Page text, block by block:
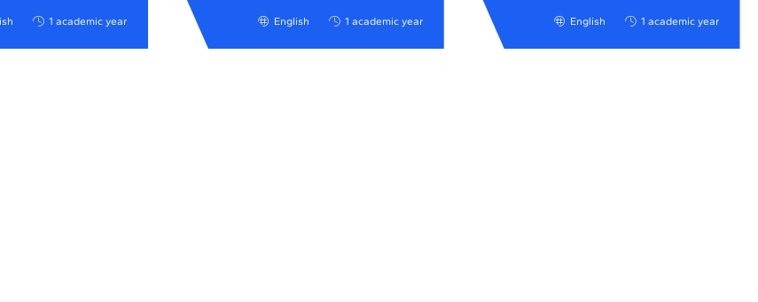
1 academic year English 1 academic year English 1 academic year